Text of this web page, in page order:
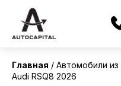
АВТОМОБИЛИ
Главная Автомобили
Audi RSQ8 2026
Европа
Без пробега